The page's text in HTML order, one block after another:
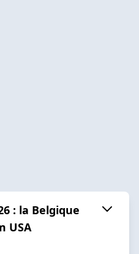
: la Belgique
USA